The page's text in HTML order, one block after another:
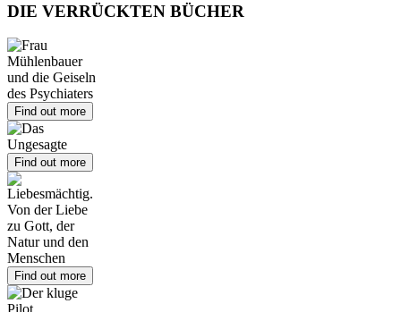
DIE VERRÜCKTEN BÜCHER
Find out more
Find out more
Find out more